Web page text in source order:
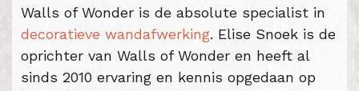
Walls of Wonder is de absolute specialist in
decoratieve wandafwerking. Elise Snoek is de
oprichter van Walls of Wonder en heeft al
sinds 2010 ervaring en kennis opgedaan op